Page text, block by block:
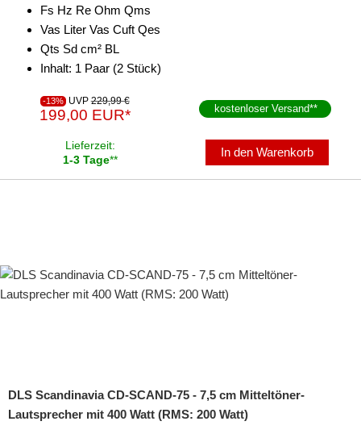
Fs Hz Re Ohm Qms
Vas Liter Vas Cuft Qes
Qts Sd cm² BL
Inhalt: 1 Paar (2 Stück)
-13% UVP 229,99 €
199,00 EUR* kostenloser Versand**
Lieferzeit:
1-3 Tage**
In den Warenkorb
DLS Scandinavia CD-SCAND-75 - 7,5 cm Mitteltöner-
Lautsprecher mit 400 Watt (RMS: 200 Watt)